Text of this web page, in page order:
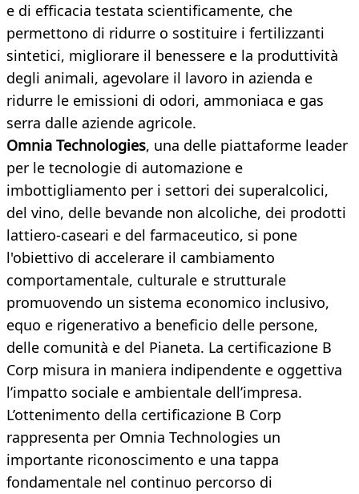
e di efficacia testata scientificamente, che
permettono di ridurre o sostituire i fertilizzanti
sintetici, migliorare il benessere e la produttività
degli animali, agevolare il lavoro in azienda e
ridurre le emissioni di odori, ammoniaca e gas
serra dalle aziende agricole.
Omnia Technologies, una delle piattaforme leader
per le tecnologie di automazione e
imbottigliamento per i settori dei superalcolici,
del vino, delle bevande non alcoliche, dei prodotti
lattiero-caseari e del farmaceutico, si pone
l'obiettivo di accelerare il cambiamento
comportamentale, culturale e strutturale
promuovendo un sistema economico inclusivo,
equo e rigenerativo a beneficio delle persone,
delle comunità e del Pianeta. La certificazione B
Corp misura in maniera indipendente e oggettiva
l’impatto sociale e ambientale dell’impresa.
L’ottenimento della certificazione B Corp
rappresenta per Omnia Technologies un
importante riconoscimento e una tappa
fondamentale nel continuo percorso di